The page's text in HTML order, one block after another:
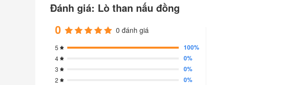
Đánh giá: Lò than nấu đồng
0 0 đánh giá
5 100%
4 0%
3 0%
2 0%